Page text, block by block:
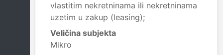
vlastitim nekretninama ili nekretninama
uzetim u zakup (leasing);
Veličina subjekta
Mikro